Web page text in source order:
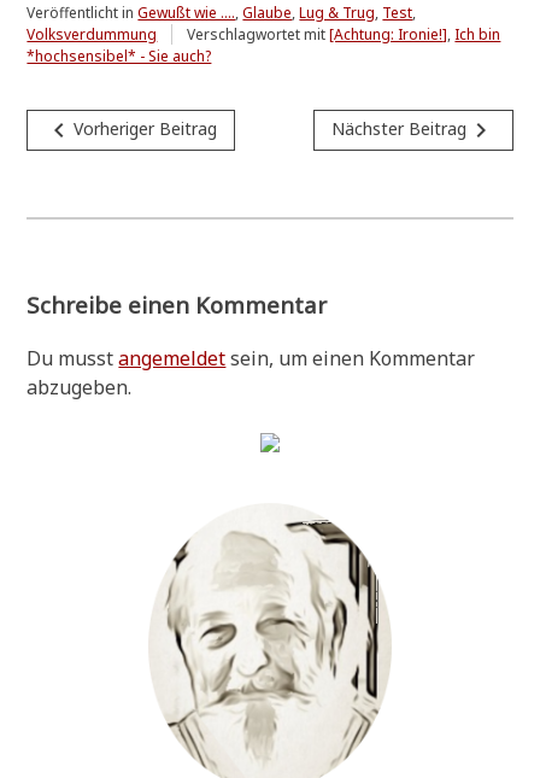
Veröffentlicht inGewußt wie ....,Glaube,Lug & Trug, Test,
Volksverdummung
Verschlagwortet mit[Achtung: Ironie!],Ich bin
*hochsensibel* - Sie auch?
Beitragsnavigation
navigate_beforeVorheriger Beitrag Nächster Beitrag navigate_next
Schreibe einen Kommentar
Du musstangemeldetsein, um einen Kommentar
abzugeben.